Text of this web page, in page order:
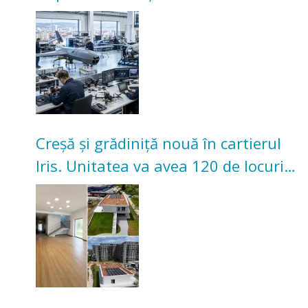
înceapă în toamna acestui an
Creșă și grădiniță nouă în cartierul
Iris. Unitatea va avea 120 de locuri
pentru copii